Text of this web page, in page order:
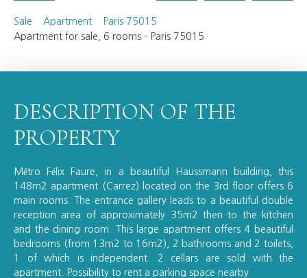
Sale Apartment
Paris 75015
Apartment for sale, 6 rooms - Paris 75015
DESCRIPTION OF THE
PROPERTY
Métro Félix Faure, in a beautiful Haussmann building, this
148m2 apartment (Carrez) located on the 3rd floor offers 6
main rooms. The entrance gallery leads to a beautiful double
reception area of approximately 35m2 then to the kitchen
and the dining room. This large apartment offers 4 beautiful
bedrooms (from 13m2 to 16m2), 2 bathrooms and 2 toilets,
1 of which is independent. 2 cellars are sold with the
apartment. Possibility to rent a parking space nearby.